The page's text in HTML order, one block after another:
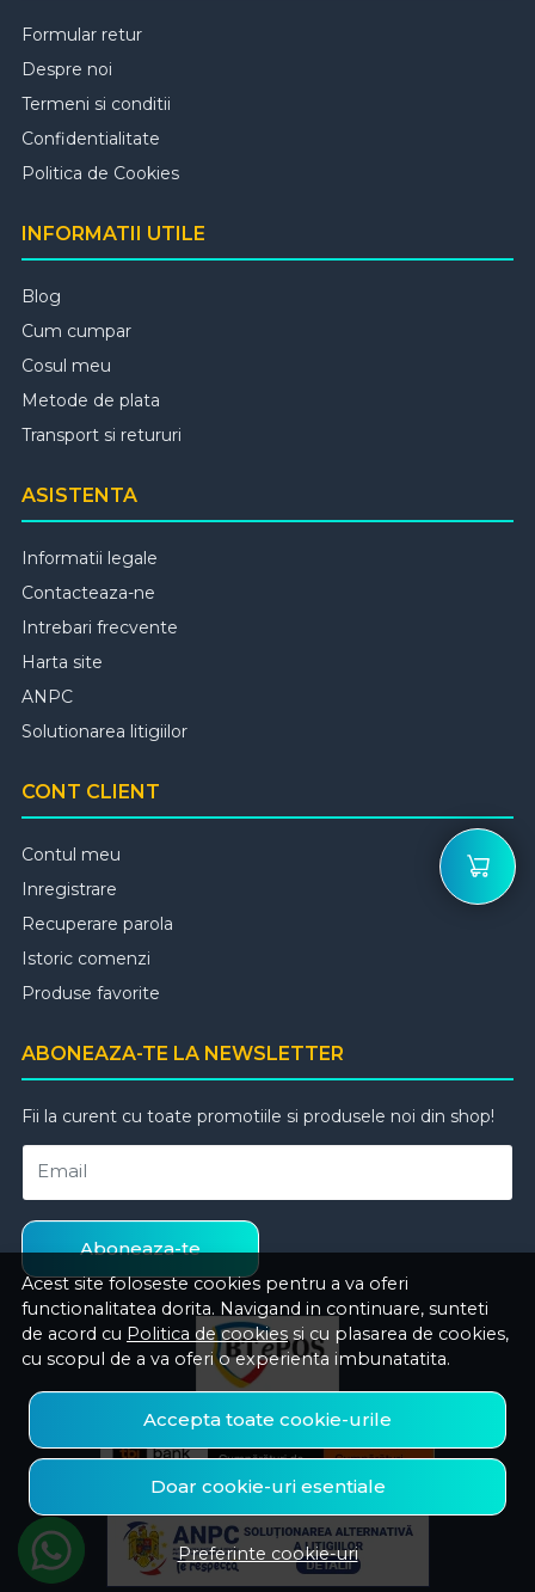
Acest site foloseste cookies pentru a va oferi
functionalitatea dorita. Navigand in continuare, sunteti
de acord cu Politica de cookies si cu plasarea de cookies,
cu scopul de a va oferi o experienta imbunatatita.
Accepta toate cookie-urile
Doar cookie-uri esentiale
Preferinte cookie-uri
Formular retur
Despre noi
Termeni si conditii
Confidentialitate
Politica de Cookies
INFORMATII UTILE
Blog
Cum cumpar
Cosul meu
Metode de plata
Transport si retururi
ASISTENTA
Informatii legale
Contacteaza-ne
Intrebari frecvente
Harta site
ANPC
Solutionarea litigiilor
CONT CLIENT
Contul meu
Inregistrare
Recuperare parola
Istoric comenzi
Produse favorite
ABONEAZA-TE LA NEWSLETTER
Fii la curent cu toate promotiile si produsele noi din shop!
Email
Aboneaza-te